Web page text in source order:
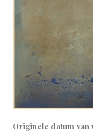
Originele datum van